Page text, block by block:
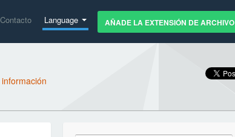
Contacto Language AÑADE LA EXTENSIÓN DE ARCHIVO